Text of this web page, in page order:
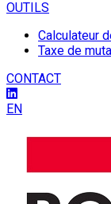
OUTILS
Calculateur
Taxe de
CONTACT
EN